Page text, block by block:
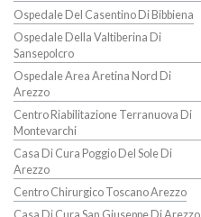
Ospedale Del Casentino Di Bibbiena
Ospedale Della Valtiberina Di
Sansepolcro
Ospedale Area Aretina Nord Di
Arezzo
Centro Riabilitazione Terranuova Di
Montevarchi
Casa Di Cura Poggio Del Sole Di
Arezzo
Centro Chirurgico Toscano Arezzo